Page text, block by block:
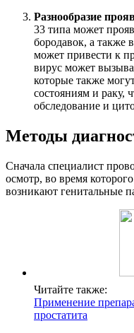
Разнообразие
33 типа может
бородавок, а также
может привести к
вирус может
которые также
состояниям и раку,
обследование и
Методы
Сначала специалист
осмотр, во время
возникают генитальные
Читайте также:
Применение
простатита